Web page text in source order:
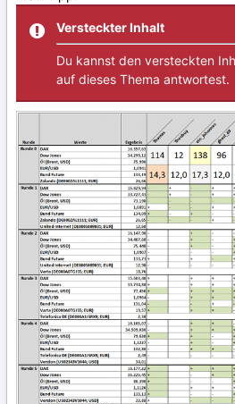
Versteckter Inhalt
Du kannst den versteckten
auf dieses Thema antwortest.